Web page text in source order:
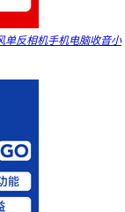
单反相机手机电脑收音小